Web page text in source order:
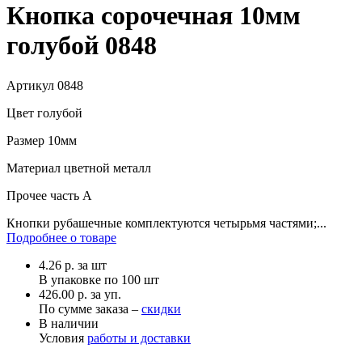
Кнопка сорочечная 10мм
голубой 0848
Артикул 0848
Цвет голубой
Размер 10мм
Материал цветной металл
Прочее часть A
Кнопки рубашечные комплектуются четырьмя частями;...
Подробнее о товаре
4.26 р. за шт
В упаковке по 100 шт
426.00 р. за уп.
По сумме заказа – скидки
В наличии
Условия работы и доставки